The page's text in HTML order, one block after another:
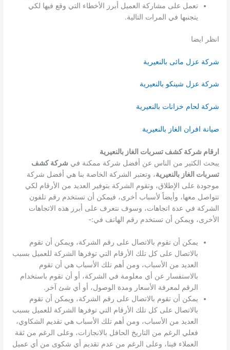
تعمل على مشاركة العميل أبرز الأخطاء التي وقع فيها لكي
يتجنبها في المرات التالية.
انظر ايضا
شركة عزل مائى بالنعيرية
شركة عزل شينكو بالنعيرية
شركة لحام خزانات بالنعيرية
صيانة افران الغاز بالنعيرية
ارقام شركة كشف تسربات الغاز بالنعيرية
يبحث الكثير من الناس عن أفضل شركة ممكنة في شركة كشف
تسربات الغاز بالنعيرية، وتعتبر الشركة الخاصة بنا هي أفضل شركة
موجودة على الإطلاق، وتقوم الشركة بتوفير العديد من الأرقام لكي
تتواصل معها، وأيضاً لأسباب أخرى، فيمكن أن تستخدم رقم تلفون
الشركة في عدة اتجاهات، وسوف نتعرف على أبرز هذه الاتجاهات
الأخرى، ويمكن أن تستخدم رقم الهاتف في:-
يمكن أن تقوم بالاتصال على رقم الشركة، ويمكن أن تقوم
بالاتصال على كل تلك الأرقام التي توفرها الشركة للعميل بسبب
العديد من الأسباب، ومن أهم تلك الأسباب هي أن تقوم
بالاستفسار عن أي معلومة في الشركة، أو أن تقوم باستخدام
الرقم لمعرفة الأسعار ومدة الوصول، أو أي شئ آخر.
يمكن أن تقوم بالاتصال على رقم الشركة، ويمكن أن تقوم
بالاتصال على كل تلك الأرقام التي توفرها الشركة للعميل بسبب
العديد من الأسباب، ومن أهم تلك الأسباب هي تقديم الشكاوي،
فعلي الرغم من التاريخ الحافل بالانجازات، وعلى الرغم من ثقة
العملاء فينا، وعلى الرغم من عدم تقديم أي شكوى من أي عميل